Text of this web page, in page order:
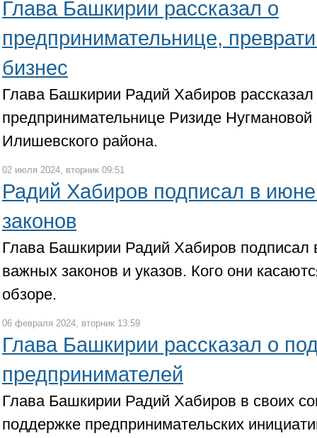
Глава Башкирии рассказал о
предпринимательнице,
бизнес
Глава Башкирии Радий Хабиров рассказал
предпринимательнице Ризиде Нугмановой
Илишевского района.
02 июля 2024, вторник 09:51
Радий Хабиров подписал в
законов
Глава Башкирии Радий Хабиров подписал
важных законов и указов. Кого они
обзоре.
06 февраля 2024, вторник 13:59
Глава Башкирии рассказал о
предпринимателей
Глава Башкирии Радий Хабиров в своих
поддержке предпринимательских